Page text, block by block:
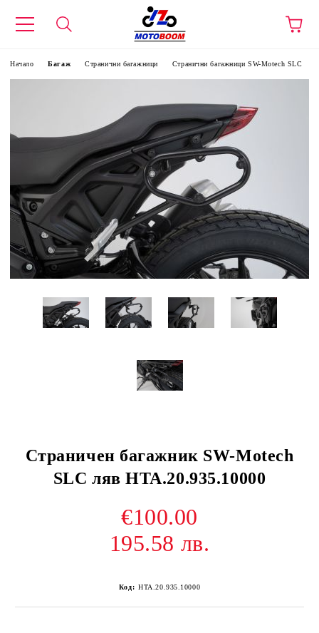
Начало Багаж Странични багажници Странични багажници SW-Motech SLC
Страничен багажник SW-Motech
SLC ляв HTA.20.935.10000
€100.00
195.58 лв.
Код: HTA.20.935.10000